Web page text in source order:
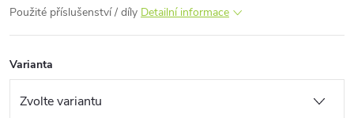
Použité příslušenství / díly Detailní informace
Varianta